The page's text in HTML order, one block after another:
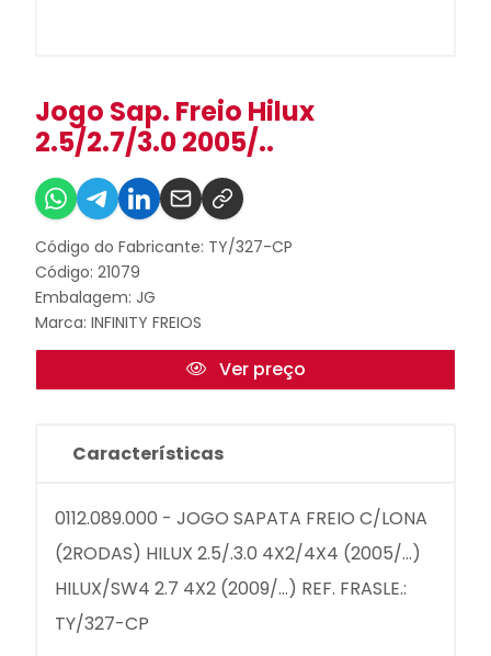
Jogo Sap. Freio Hilux
2.5/2.7/3.0 2005/..
Código do Fabricante: TY/327-CP
Código: 21079
Embalagem: JG
Marca: INFINITY FREIOS
Ver preço
Características
0112.089.000 - JOGO SAPATA FREIO C/LONA
(2RODAS) HILUX 2.5/.3.0 4X2/4X4 (2005/...)
HILUX/SW4 2.7 4X2 (2009/...) REF. FRASLE.:
TY/327-CP